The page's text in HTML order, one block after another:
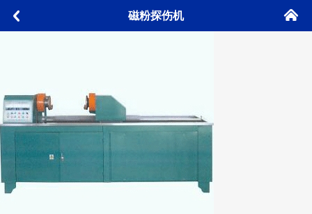
󰅮 磁粉探伤机 󰄫